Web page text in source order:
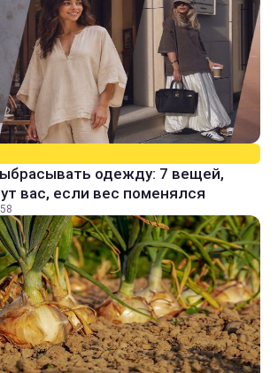
одежду: 7 вещей,
вас, если вес поменялся